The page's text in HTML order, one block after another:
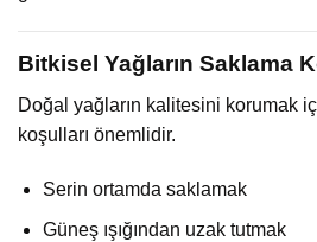
Bitkisel Yağların Saklama
Doğal yağların kalitesini korumak
koşulları önemlidir.
Serin ortamda saklamak
Güneş ışığından uzak tutmak